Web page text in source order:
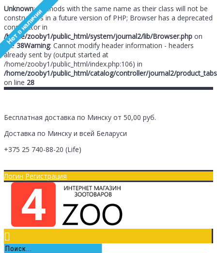
Unknown: Methods with the same name as their class will not be
constructors in a future version of PHP; Browser has a deprecated
constructor in
/home/zooby1/public_html/system/journal2/lib/Browser.php on
line38Warning: Cannot modify header information - headers
already sent by (output started at
/home/zooby1/public_html/index.php:106) in
/home/zooby1/public_html/catalog/controller/journal2/
on line 28
Бесплатная доставка по Минску от 50,00 руб.
Доставка по Минску и всей Беларуси
+375 25 740-88-20 (Life)
Логин Регистрация